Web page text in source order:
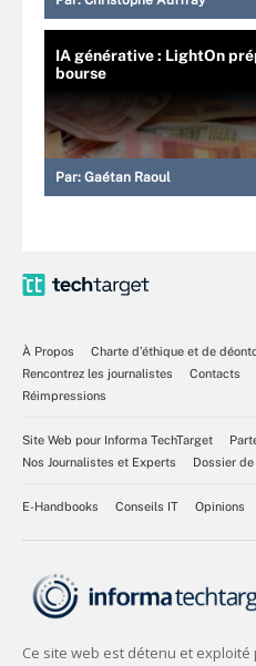
IA générative : LightOn
bourse
Par: Gaétan Raoul
À Propos
Charte d’éthique et de
Rencontrez les journalistes
Contacts
Réimpressions
Site Web pour Informa TechTarget
Nos Journalistes et Experts
Dossier
E-Handbooks Conseils IT Opinions